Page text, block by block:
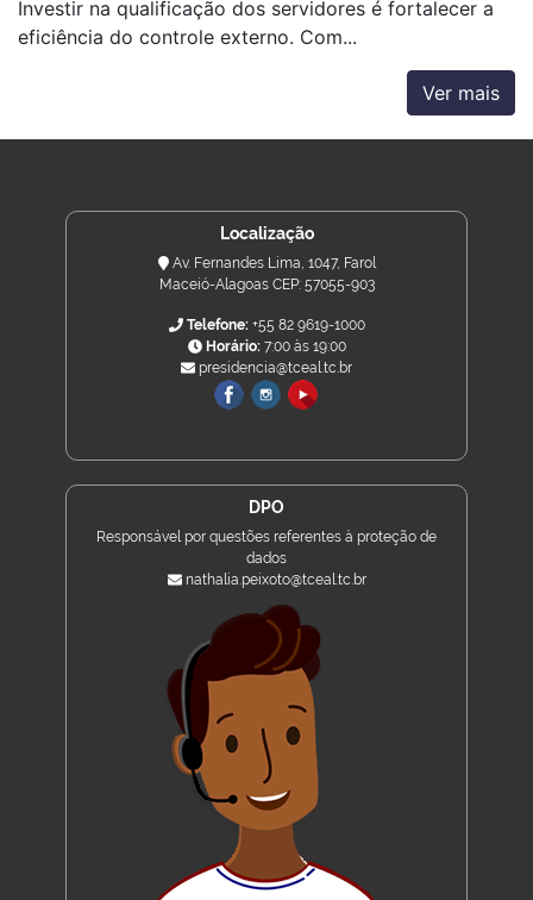
Investir na qualificação dos servidores é fortalecer a
eficiência do controle externo. Com...
Ver mais
Localização
Av. Fernandes Lima, 1047, Farol
Maceió-Alagoas CEP: 57055-903
Telefone:+55 82 9619-1000
Horário:7:00 às 19:00
presidencia@tceal.tc.br
DPO
Responsável por questões referentes à proteção de
dados
nathalia.peixoto@tceal.tc.br